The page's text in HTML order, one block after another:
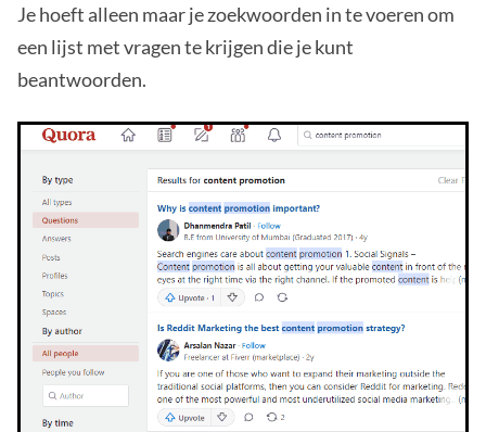
Je hoeft alleen maar je zoekwoorden in te voeren om
een lijst met vragen te krijgen die je kunt
beantwoorden.